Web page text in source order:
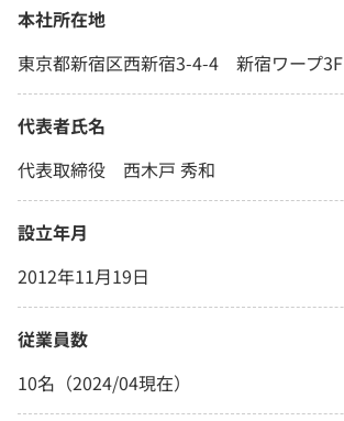
本社所在地
東京都新宿区西新宿3-4-4 新宿ワープ3F
代表者氏名
代表取締役 西木戸 秀和
設立年月
2012年11月19日
従業員数
10名（2024/04現在）